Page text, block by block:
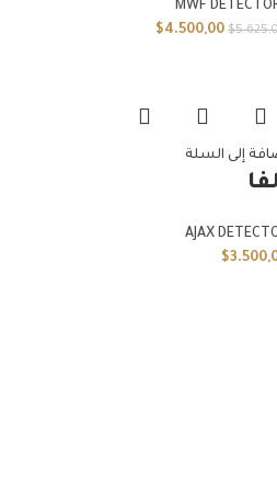
MWF
$
$4.500,00
إلى السلة
AJAX
$